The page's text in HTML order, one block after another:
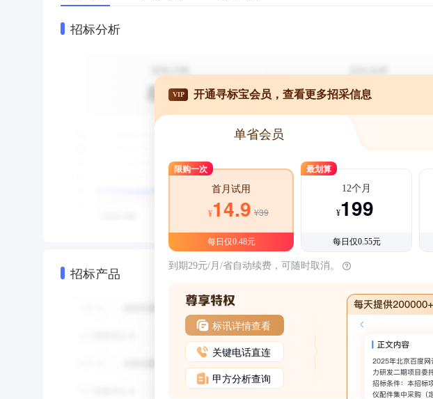
招标分析
招标产品
VIP 开通寻标宝会员，查看更多招采信息
单省会员
限购一次
首月试用
¥14.9 ¥39
每日仅0.48元
最划算
12个月
¥199
每日仅0.55元
到期29元/月/省自动续费，可随时取消。
标讯详情查看
关键电话直连
甲方分析查询